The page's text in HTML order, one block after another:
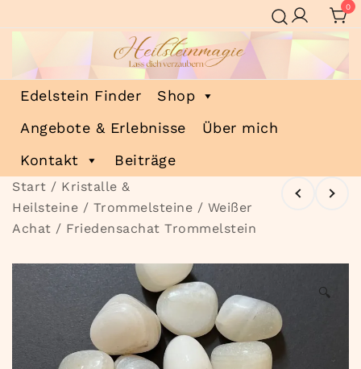
Inhalt
0
Heilsteinmagie
Lass dich verzaubern
Edelstein Finder
Shop
Angebote & Erlebnisse
Über mich
Kontakt
Beiträge
Start / Kristalle &
Heilsteine / Trommelsteine / Weißer
Achat / Friedensachat Trommelstein
🔍